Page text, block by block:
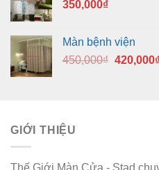
350,000₫
Màn bệnh viện
450,000₫ Giá
420,000
GIỚI THIỆU